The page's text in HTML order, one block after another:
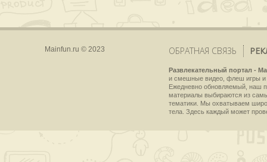
Mainfun.ru © 2023 ОБРАТНАЯ СВЯЗЬ
Развлекательный портал -
и смешные видео, флеш игры и
Ежедневно обновляемый, наш
материалы выбираются из
тематики. Мы охватываем
тела. Здесь каждый может